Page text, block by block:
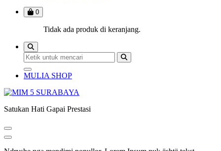
0
Tidak ada produk di keranjang.
MULIA SHOP
Satukan Hati Gapai Prestasi